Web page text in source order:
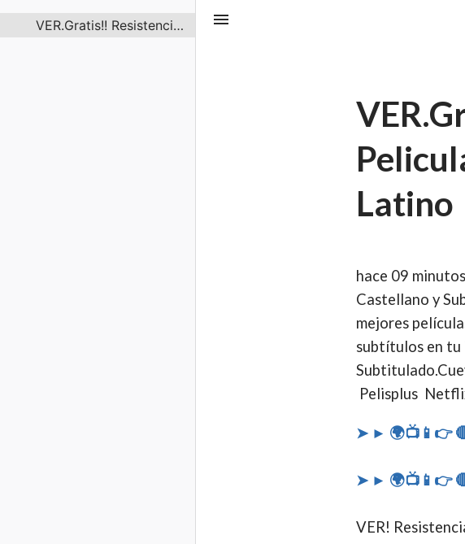
VER.Gratis!! Resistencia (2023) Pelicula Completa Online en Espanol Latino
Latino
hace 09
Castellano y
mejores
subtítulos en tu
Pelisplus
➤ ► 🌍📺📱👉
➤ ► 🌍📺📱👉
VER!